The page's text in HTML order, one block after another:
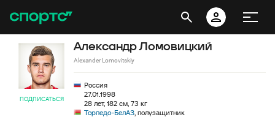
ПОДПИСАТЬСЯ
Александр Ломовицкий
Alexander Lomovitskiy
Россия
27.01.1998
28 лет, 182 см, 73 кг
Торпедо-БелАЗ, полузащитник